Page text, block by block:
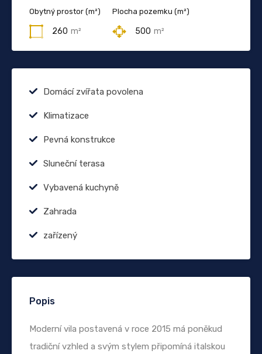
Obytný prostor (m²)
260 m²
Plocha pozemku (m²)
500 m²
Domácí zvířata povolena
Klimatizace
Pevná konstrukce
Sluneční terasa
Vybavená kuchyně
Zahrada
zařízený
Popis
Moderní vila postavená v roce 2015 má poněkud
tradiční vzhled a svým stylem připomíná italskou